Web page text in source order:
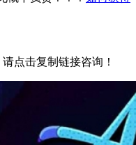
点击复制链接咨询！